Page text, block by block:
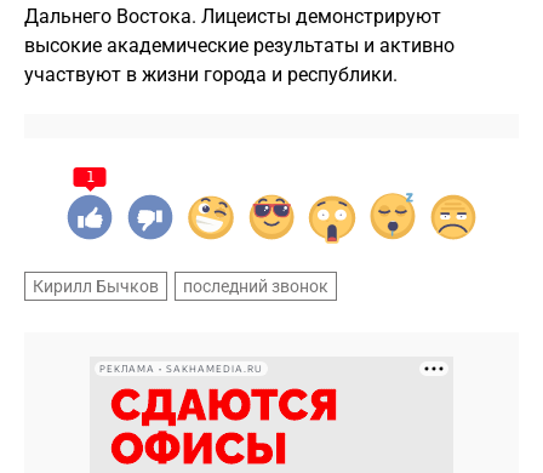
Дальнего Востока. Лицеисты демонстрируют
высокие академические результаты и активно
участвуют в жизни города и республики.
1
Кирилл Бычков последний звонок
РЕКЛАМА • SAKHAMEDIA.RU